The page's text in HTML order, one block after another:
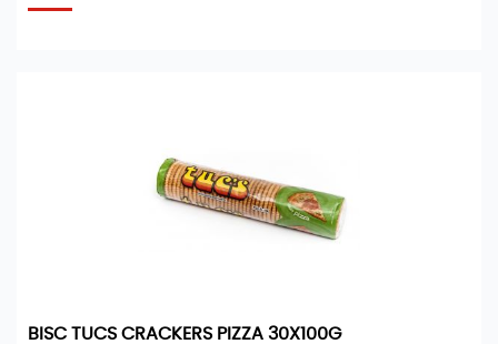
BISC TUCS CRACKERS PIZZA 30X100G